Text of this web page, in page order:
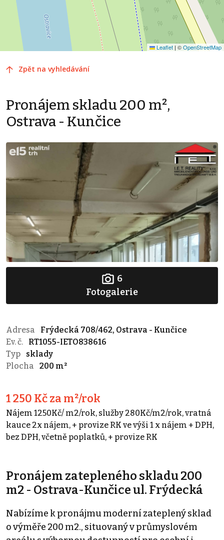
Leaflet | ©OpenStreetMap
Zpět na vyhledávání
Pronájem skladu 200 m²,
Ostrava - Kunčice
6
Fotogalerie
Adresa
Frýdecká 708/462, Ostrava - Kunčice
Ev. č.
RT1055-IETO838616
Typ
sklady
Plocha
200 m²
1 250 Kč za m²/rok
Nájem 1250Kč/ m2/rok, služby 280Kč/m2/rok, vratná
kauce 2x nájem, + provize RK ve výši 1 x nájem + DPH,
bez DPH, včetně poplatků, + provize RK
Pronájem zatepleného skladu 200
m2 - Ostrava-Kunčice ul. Frýdecká
Nabízíme k pronájmu moderní zateplený sklad
o výměře 200 m2., situovaný v průmyslovém